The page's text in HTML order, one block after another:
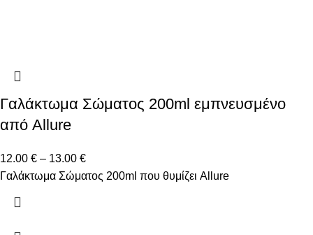
Γαλάκτωμα Σώματος 200ml εμπνευσμένο
από Allure
12.00 € – 13.00 €
Γαλάκτωμα Σώματος 200ml που θυμίζει Allure